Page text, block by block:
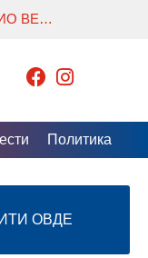
ДАЧИЋ ПРИРЕДИО ВЕЧЕРУ ЗА НАМИБИЈСКУ КОЛЕГИНИЦУ ЛУСИЈУ ИПУМБУ
Политика
ОВДЕ